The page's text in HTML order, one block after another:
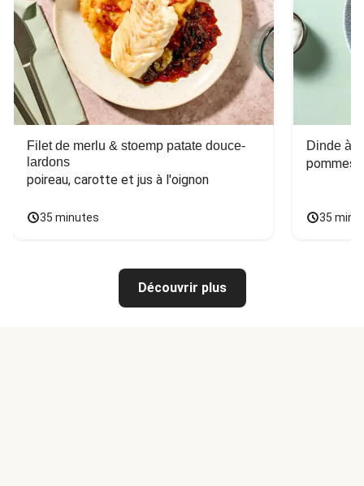
Filet de merlu & stoemp patate douce-
lardons
poireau, carotte et jus à l'oignon
35 minutes
Dinde à
pommes
35
Découvrir plus